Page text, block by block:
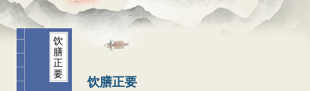
饮
膳
正
要
饮膳正要